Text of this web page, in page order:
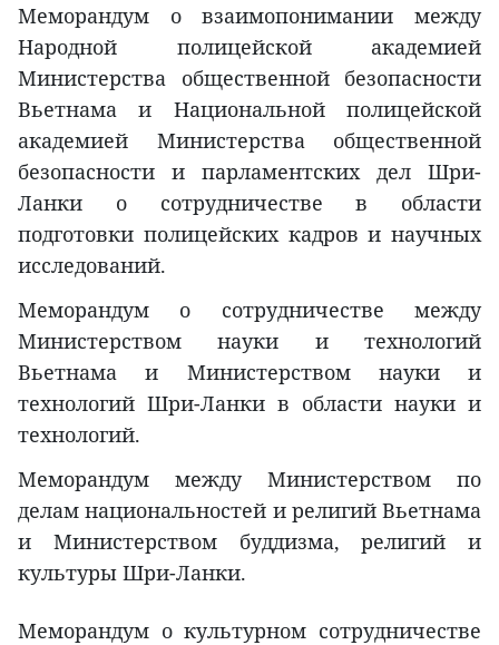
Меморандум о взаимопонимании между
Народной полицейской академией
Министерства общественной безопасности
Вьетнама и Национальной полицейской
академией Министерства общественной
безопасности и парламентских дел Шри-
Ланки о сотрудничестве в области
подготовки полицейских кадров и научных
исследований.
Меморандум о сотрудничестве между
Министерством науки и технологий
Вьетнама и Министерством науки и
технологий Шри-Ланки в области науки и
технологий.
Меморандум между Министерством по
делам национальностей и религий Вьетнама
и Министерством буддизма, религий и
культуры Шри-Ланки.
Меморандум о культурном сотрудничестве